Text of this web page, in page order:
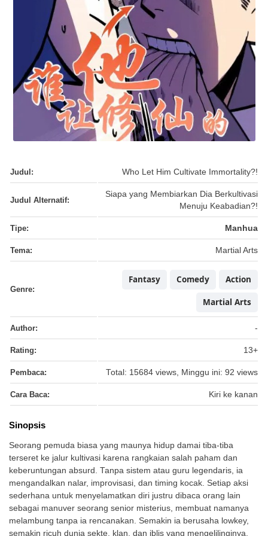
Judul: Who Let Him Cultivate Immortality?!
Judul Alternatif:
Siapa yang Membiarkan Dia Berkultivasi
Menuju Keabadian?!
Tipe: Manhua
Tema: Martial Arts
Genre:
Action
Comedy
Fantasy
Martial Arts
Author: -
Rating: 13+
Pembaca: Total: 15684 views, Minggu ini: 92 views
Cara Baca: Kiri ke kanan
Sinopsis
Seorang pemuda biasa yang maunya hidup damai tiba-tiba
terseret ke jalur kultivasi karena rangkaian salah paham dan
keberuntungan absurd. Tanpa sistem atau guru legendaris, ia
mengandalkan nalar, improvisasi, dan timing kocak. Setiap aksi
sederhana untuk menyelamatkan diri justru dibaca orang lain
sebagai manuver seorang senior misterius, membuat namanya
melambung tanpa ia rencanakan. Semakin ia berusaha lowkey,
semakin ricuh dunia sekte, klan, dan iblis yang mengelilinginya.